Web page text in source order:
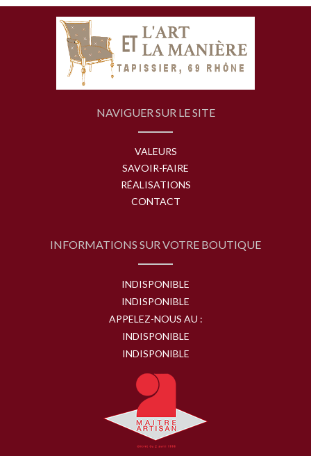
NAVIGUER SUR LE SITE
VALEURS
SAVOIR-FAIRE
RÉALISATIONS
CONTACT
INFORMATIONS SUR VOTRE BOUTIQUE
INDISPONIBLE
INDISPONIBLE
APPELEZ-NOUS AU :
INDISPONIBLE
INDISPONIBLE